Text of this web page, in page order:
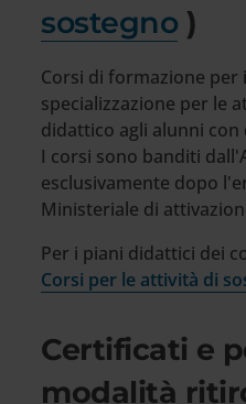
sostegno )
Corsi di formazione per
specializzazione per le
didattico agli alunni con
I corsi sono banditi
esclusivamente dopo
Ministeriale di
Per i piani didattici dei
Corsi per le attività di
Certificati e
modalità